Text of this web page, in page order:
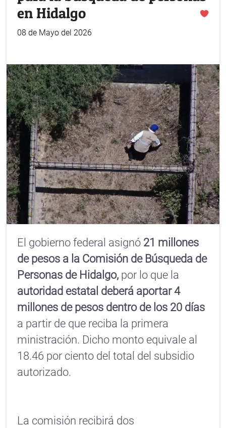
en Hidalgo
08 de Mayo del 2026
El gobierno federal asignó 21 millones
de pesos a la Comisión de Búsqueda de
Personas de Hidalgo, por lo que la
autoridad estatal deberá aportar 4
millones de pesos dentro de los 20 días
a partir de que reciba la primera
ministración. Dicho monto equivale al
18.46 por ciento del total del subsidio
autorizado.
La comisión recibirá dos